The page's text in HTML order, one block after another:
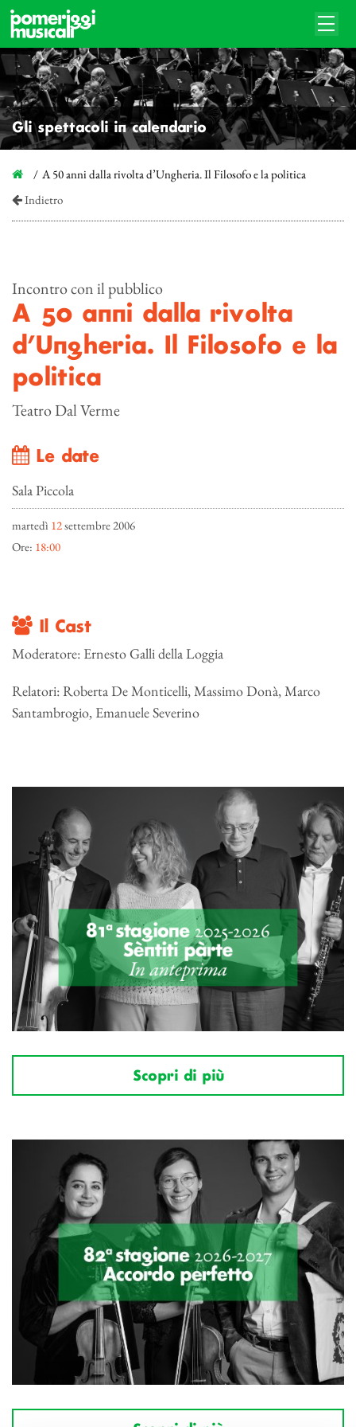
Gli spettacoli in calendario
A 50 anni dalla rivolta d’Ungheria. Il Filosofo e la politica
Indietro
Incontro con il pubblico
A 50 anni dalla rivolta
d’Ungheria. Il Filosofo e la
politica
Teatro Dal Verme
Le date
Sala Piccola
martedì 12settembre 2006
Ore: 18:00
Il Cast
Moderatore: Ernesto Galli della Loggia
Relatori: Roberta De Monticelli, Massimo Donà, Marco
Santambrogio, Emanuele Severino
Scopri di più